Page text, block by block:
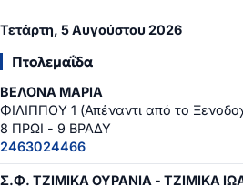
Τετάρτη, 5 Αυγούστου 2026
Πτολεμαΐδα
ΒΕΛΟΝΑ ΜΑΡΙΑ
ΦΙΛΙΠΠΟΥ 1 (Απέναντι από το
8 ΠΡΩΙ - 9 ΒΡΑΔΥ
2463024466
Σ.Φ. ΤΖΙΜΙΚΑ ΟΥΡΑΝΙΑ - ΤΖΙΜΙΚΑ